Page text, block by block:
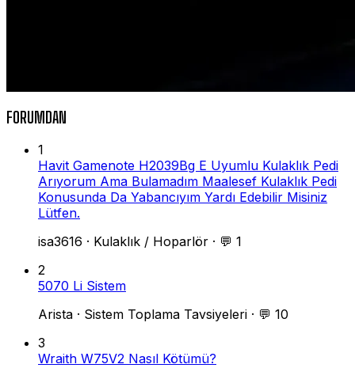
FORUMDAN
1
Havit Gamenote H2039Bg E Uyumlu Kulaklık Pedi
Arıyorum Ama Bulamadım Maalesef Kulaklık Pedi
Konusunda Da Yabancıyım Yardı Edebilir Misiniz
Lütfen.
isa3616 · Kulaklık / Hoparlör · 💬 1
2
5070 Li Sistem
Arista · Sistem Toplama Tavsiyeleri · 💬 10
3
Wraith W75V2 Nasıl Kötümü?